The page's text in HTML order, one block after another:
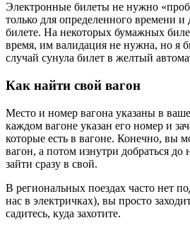
Электронные билеты не нужно
только для определенного времени
билете. На некоторых бумажных
время, им валидация не нужна, но я
случай сунула билет в желтый
Как найти свой вагон
Место и номер вагона указаны в
каждом вагоне указан его номер и
которые есть в вагоне. Конечно, вы
вагон, а потом изнутри добраться
зайти сразу в свой.
В региональных поездах часто нет
нас в электричках), вы просто
садитесь, куда захотите.